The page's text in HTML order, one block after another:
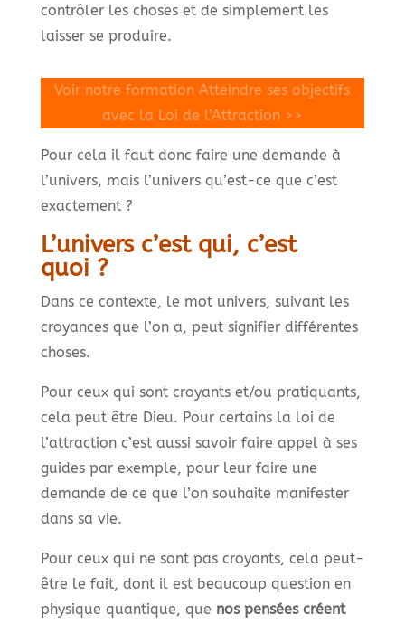
contrôler les choses et de simplement les
laisser se produire.
Voir notre formation Atteindre ses objectifs
avec la Loi de l’Attraction >>
Pour cela il faut donc faire une demande à
l’univers, mais l’univers qu’est-ce que c’est
exactement ?
L’univers c’est qui, c’est
quoi ?
Dans ce contexte, le mot univers, suivant les
croyances que l’on a, peut signifier différentes
choses.
Pour ceux qui sont croyants et/ou pratiquants,
cela peut être Dieu. Pour certains la loi de
l’attraction c’est aussi savoir faire appel à ses
guides par exemple, pour leur faire une
demande de ce que l’on souhaite manifester
dans sa vie.
Pour ceux qui ne sont pas croyants, cela peut-
être le fait, dont il est beaucoup question en
physique quantique, que nos pensées créent